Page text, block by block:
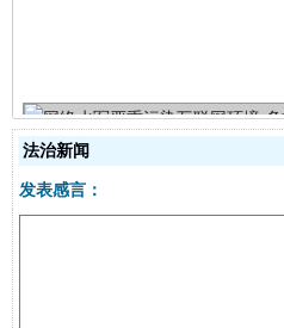
法治新闻
发表感言：